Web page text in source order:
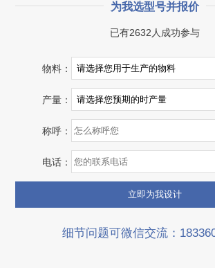
湖北省宜昌市砂石集并日产一万吨砂
湖北省宜昌市
项目业主
砂石集并中心 建筑
咨询该项目执行经理
为我选型号并报价
已有2632人成功参与
物料：
产量：
称呼：
电话：
细节问题可微信交流：